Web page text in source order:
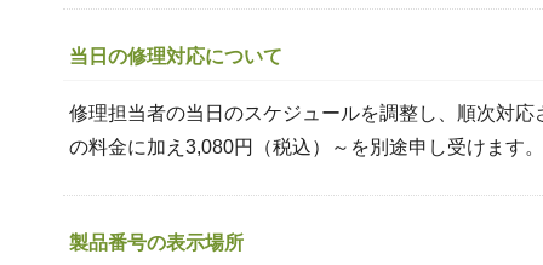
当日の修理対応について
修理担当者の当日のスケジュールを調整し、順次対
の料金に加え3,080円（税込）～を別途申し受けます。
製品番号の表示場所